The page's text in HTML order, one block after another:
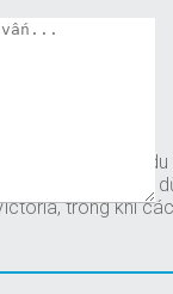
hành khách đi
Canada là điểm
trong khi